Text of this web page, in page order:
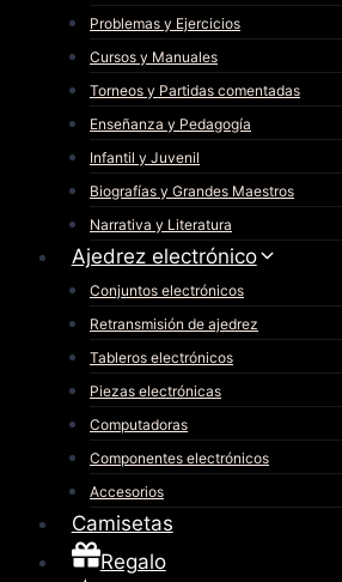
Problemas y Ejercicios
Cursos y Manuales
Torneos y Partidas comentadas
Enseñanza y Pedagogía
Infantil y Juvenil
Biografías y Grandes Maestros
Narrativa y Literatura
Ajedrez electrónico
Conjuntos electrónicos
Retransmisión de ajedrez
Tableros electrónicos
Piezas electrónicas
Computadoras
Componentes electrónicos
Accesorios
Camisetas
Regalo